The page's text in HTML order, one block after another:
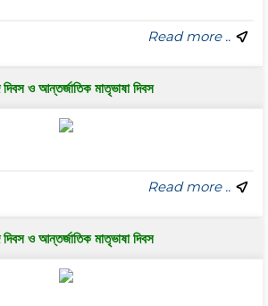
Read more ..
দিবস ও আন্তর্জাতিক মাতৃভাষা দিবস
Read more ..
দিবস ও আন্তর্জাতিক মাতৃভাষা দিবস